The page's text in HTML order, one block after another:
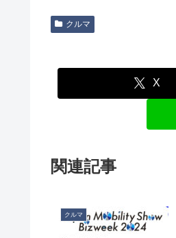
クルマ
X
関連記事
クルマ